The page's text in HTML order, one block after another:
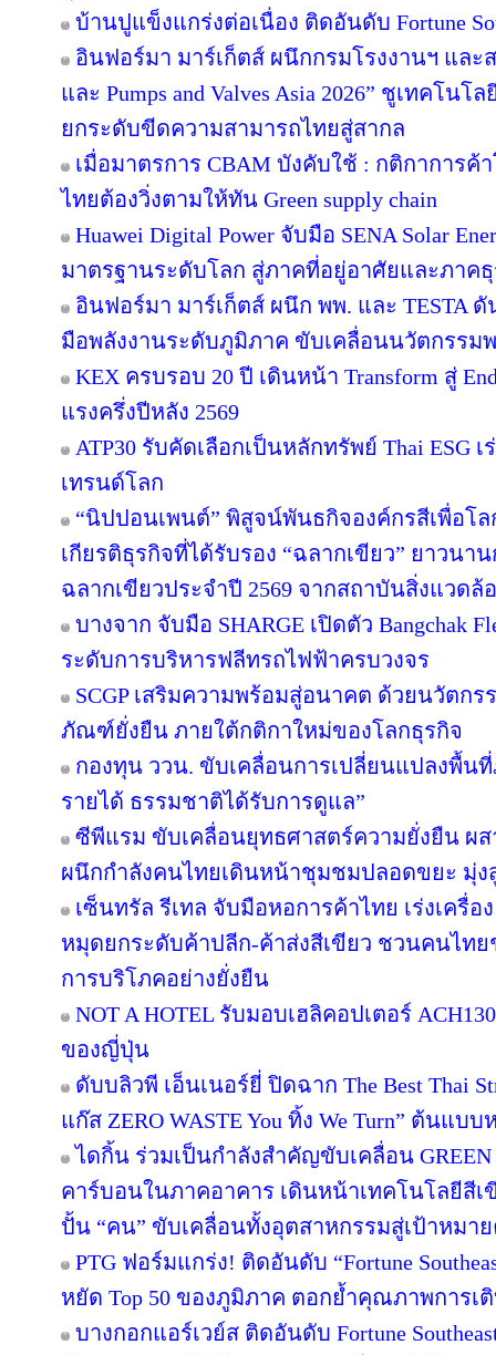
บ้านปูแข็งแกร่งต่อเนื่อง ติดอันดับ Fortune
อินฟอร์มา มาร์เก็ตส์ ผนึกกรมโรงงานฯ และ
และ Pumps and Valves Asia 2026” ชูเทคโน
ยกระดับขีดความสามารถไทยสู่สากล
เมื่อมาตรการ CBAM บังคับใช้ : กติกาการค้
ไทยต้องวิ่งตามให้ทัน Green supply chain
Huawei Digital Power จับมือ SENA Solar
มาตรฐานระดับโลก สู่ภาคที่อยู่อาศัยและภาค
อินฟอร์มา มาร์เก็ตส์ ผนึก พพ. และ TESTA ดั
มือพลังงานระดับภูมิภาค ขับเคลื่อนนวัตกรรม
KEX ครบรอบ 20 ปี เดินหน้า Transform สู่
แรงครึ่งปีหลัง 2569
ATP30 รับคัดเลือกเป็นหลักทรัพย์ Thai ESG เ
เทรนด์โลก
“นิปปอนเพนต์” พิสูจน์พันธกิจองค์กรสีเพื่อโ
เกียรติธุรกิจที่ได้รับรอง “ฉลากเขียว” ยาวนา
ฉลากเขียวประจำปี 2569 จากสถาบันสิ่งแวดล้
บางจาก จับมือ SHARGE เปิดตัว Bangchak
ระดับการบริหารฟลีทรถไฟฟ้าครบวงจร
SCGP เสริมความพร้อมสู่อนาคต ด้วยนวัตก
ภัณฑ์ยั่งยืน ภายใต้กติกาใหม่ของโลกธุรกิจ
กองทุน ววน. ขับเคลื่อนการเปลี่ยนแปลงพื้น
รายได้ ธรรมชาติได้รับการดูแล”
ซีพีแรม ขับเคลื่อนยุทธศาสตร์ความยั่งยืน ผสา
ผนึกกำลังคนไทยเดินหน้าชุมชมปลอดขยะ มุ่งสู่
เซ็นทรัล รีเทล จับมือหอการค้าไทย เร่งเครื่อ
หมุดยกระดับค้าปลีก-ค้าส่งสีเขียว ชวนคนไท
การบริโภคอย่างยั่งยืน
NOT A HOTEL รับมอบเฮลิคอปเตอร์
ของญี่ปุ่น
ดับบลิวพี เอ็นเนอร์ยี่ ปิดฉาก The Best Thai
แก๊ส ZERO WASTE You ทิ้ง We Turn” ต้นแ
ไดกิ้น ร่วมเป็นกำลังสำคัญขับเคลื่อน
คาร์บอนในภาคอาคาร เดินหน้าเทคโนโลยีสีเ
ปั้น “คน” ขับเคลื่อนทั้งอุตสาหกรรมสู่เป้าหมา
PTG ฟอร์มแกร่ง! ติดอันดับ “Fortune
หยัด Top 50 ของภูมิภาค ตอกย้ำคุณภาพการเ
บางกอกแอร์เวย์ส ติดอันดับ Fortune